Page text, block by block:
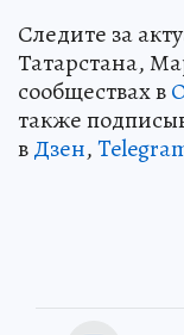
Следите за
Татарстана,
сообществах в
также
вДзен,